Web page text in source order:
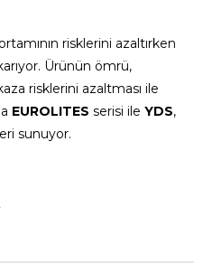
risklerini azaltırken
Ürünün ömrü,
risklerini azaltması ile
EUROLITES serisi ile YDS,
sunuyor.